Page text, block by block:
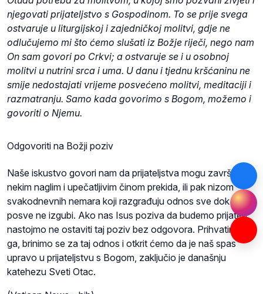
njegovati prijateljstvo s Gospodinom. To se prije svega
ostvaruje u liturgijskoj i zajedničkoj molitvi, gdje ne
odlučujemo mi što ćemo slušati iz Božje riječi, nego nam
On sam govori po Crkvi; a ostvaruje se i u osobnoj
molitvi u nutrini srca i uma. U danu i tjednu kršćaninu ne
smije nedostajati vrijeme posvećeno molitvi, meditaciji i
razmatranju. Samo kada govorimo s Bogom, možemo i
govoriti o Njemu.
Odgovoriti na Božji poziv
Naše iskustvo govori nam da prijateljstva mogu završiti ili
nekim naglim i upečatljivim činom prekida, ili pak nizom
svakodnevnih nemara koji razgrađuju odnos sve dok se
posve ne izgubi. Ako nas Isus poziva da budemo prijatelji,
nastojmo ne ostaviti taj poziv bez odgovora. Prihvatimo
ga, brinimo se za taj odnos i otkrit ćemo da je naš spas
upravo u prijateljstvu s Bogom, zaključio je današnju
katehezu Sveti Otac.